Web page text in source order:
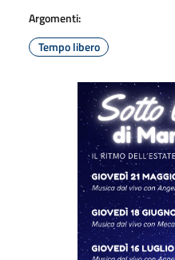
Argomenti:
Tempo libero